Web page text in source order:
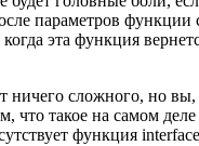
параметров функции
эта функция
ничего сложного, но вы,
что такое на самом
функция